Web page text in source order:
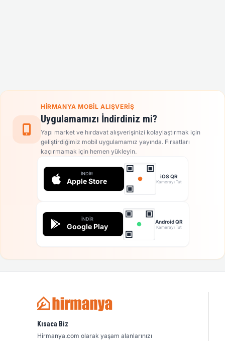
HIRMANYA MOBIL ALIŞVERIŞ
Uygulamamızı İndirdiniz mi?
Yapı market ve hırdavat alışverişinizi kolaylaştırmak için
geliştirdiğimiz mobil uygulamamız yayında. Fırsatları
kaçırmamak için hemen yükleyin.
İNDIR
Apple Store
iOS QR
Kamerayı Tut
İNDIR
Google Play
Android QR
Kamerayı Tut
Kısaca Biz
Hirmanya.com olarak yaşam alanlarınızı